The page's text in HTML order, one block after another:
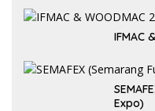
IFMAC
Expo)